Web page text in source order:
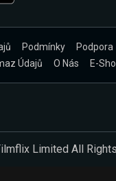
Podmínky Podpora
Údajů
O Nás E-
Limited All